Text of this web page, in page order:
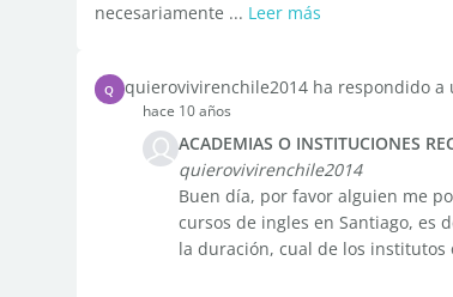
necesariamente ... Leer más
Q quierovivirenchile2014 ha respondido a
hace 10 años
ACADEMIAS O INSTITUCIONES
quierovivirenchile2014
Buen día, por favor alguien me
cursos de ingles en Santiago, es
la duración, cual de los institutos